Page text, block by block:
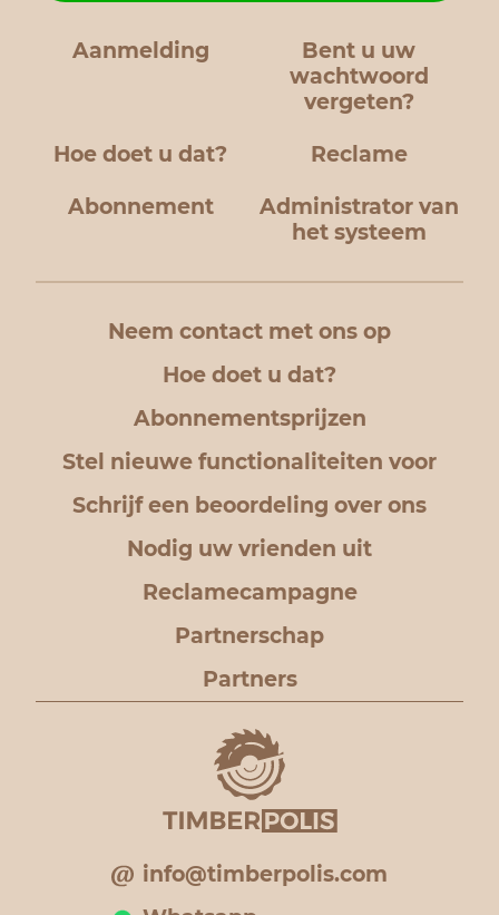
Aanmelding
Bent u uw
wachtwoord
vergeten?
Hoe doet u dat? Reclame
Abonnement
Administrator van
het systeem
Neem contact met ons op
Hoe doet u dat?
Abonnementsprijzen
Stel nieuwe functionaliteiten voor
Schrijf een beoordeling over ons
Nodig uw vrienden uit
Reclamecampagne
Partnerschap
Partners
info@timberpolis.com